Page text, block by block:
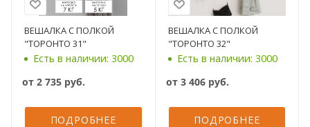
ВЕШАЛКА С ПОЛКОЙ
"ТОРОНТО 31"
Есть в наличии: 3000
от 2 735 руб.
ПОДРОБНЕЕ
ВЕШАЛКА С ПОЛКОЙ
"ТОРОНТО 32"
Есть в наличии: 3000
от 3 406 руб.
ПОДРОБНЕЕ